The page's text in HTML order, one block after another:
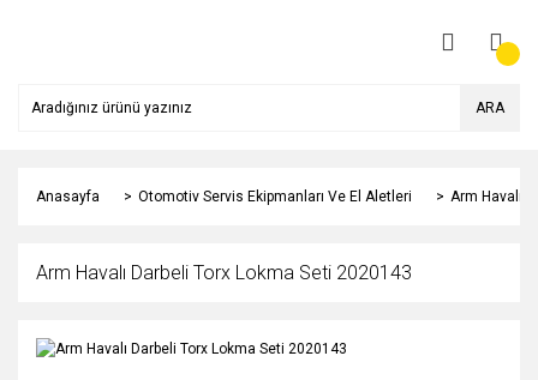
ARA
Anasayfa Otomotiv Servis Ekipmanları Ve El Aletleri Arm Havalı
Arm Havalı Darbeli Torx Lokma Seti 2020143